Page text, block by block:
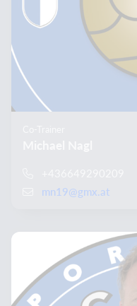
mn19@gmx.at